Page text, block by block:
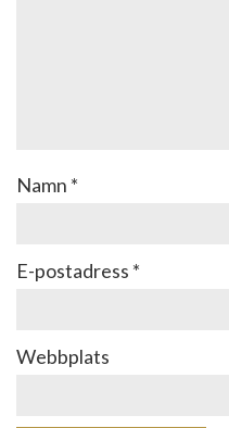
Namn *
E-postadress *
Webbplats